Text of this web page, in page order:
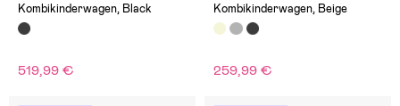
Kombikinderwagen, Black
519,99 €
Kombikinderwagen, Beige
259,99 €